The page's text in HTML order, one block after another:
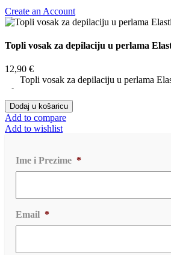
Create an Account
Topli vosak za depilaciju u perlama
12,90 €
Topli vosak za depilaciju u perlama
Dodaj u košaricu
Add to compare
Add to wishlist
Ime i Prezime *
Email *